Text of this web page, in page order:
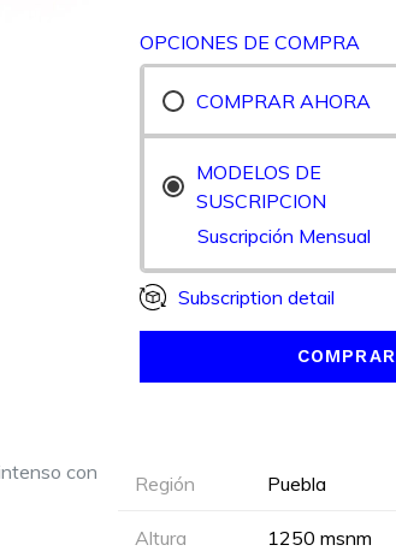
OPCIONES DE COMPRA
COMPRAR AHORA
MODELOS DE
SUSCRIPCION
Suscripción Mensual
Subscription detail
COMPRAR
con
Región Puebla
Altura 1250 msnm